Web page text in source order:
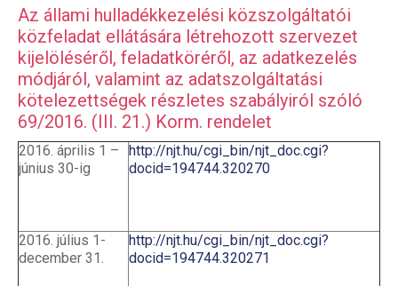
Az állami hulladékkezelési közszolgáltatói
közfeladat ellátására létrehozott szervezet
kijelöléséről, feladatköréről, az adatkezelés
módjáról, valamint az adatszolgáltatási
kötelezettségek részletes szabályiról szóló
69/2016. (III. 21.) Korm. rendelet
2016. április 1 –
június 30-ig
http://njt.hu/cgi_bin/njt_doc.cgi?
docid=194744.320270
2016. július 1-
december 31.
http://njt.hu/cgi_bin/njt_doc.cgi?
docid=194744.320271